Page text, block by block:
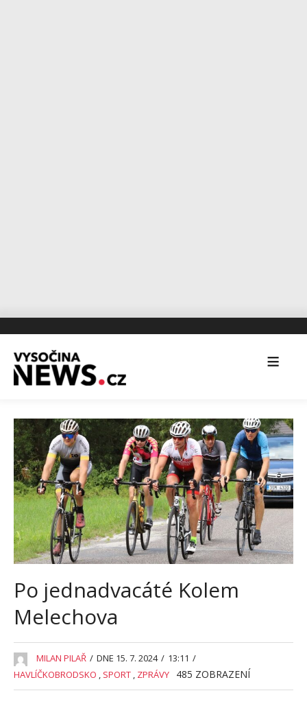
Po jednadvacáté Kolem
Melechova
MILAN PILAŘ / DNE 15. 7. 2024 / 13:11 /
HAVLÍČKOBRODSKO , SPORT , ZPRÁVY 485 ZOBRAZENÍ